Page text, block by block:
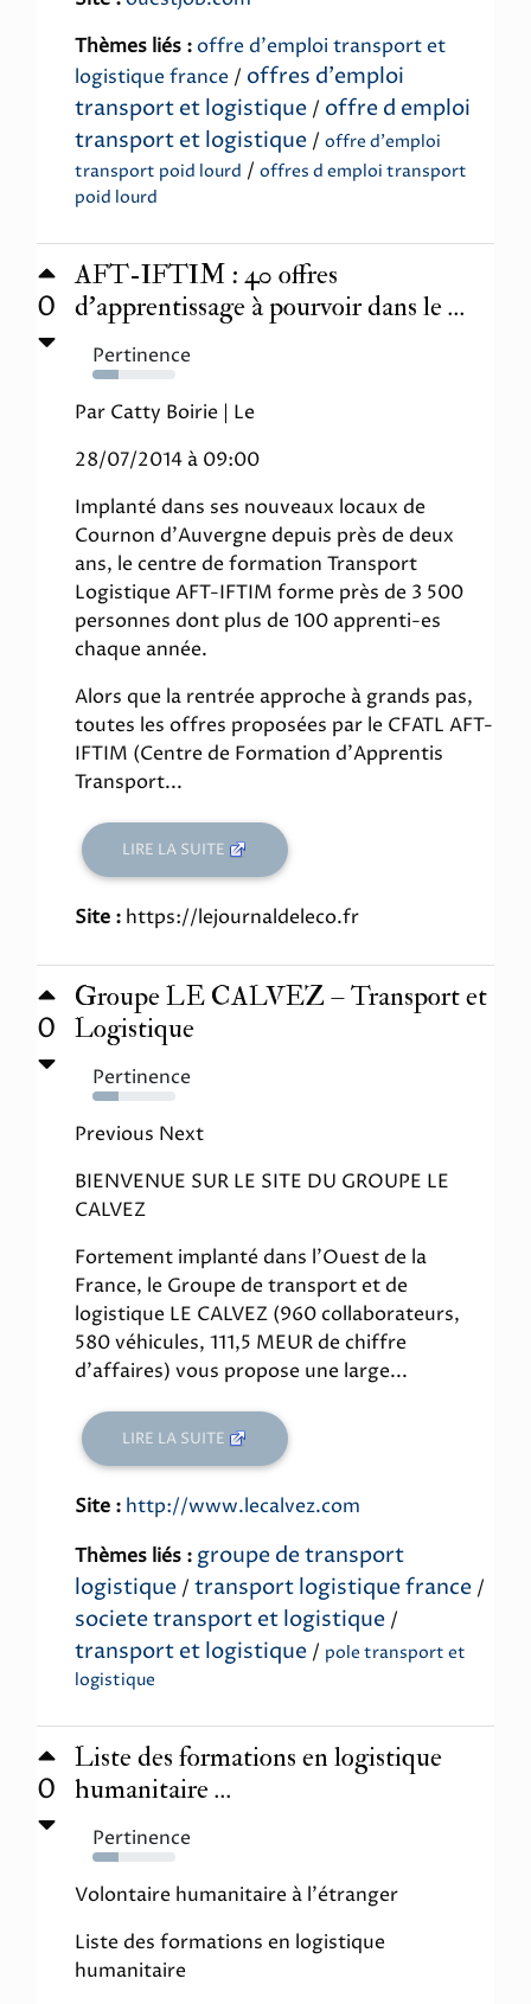
Thèmes liés :offre d'emploi transport et
logistique france / offres d'emploi
transport et logistique / offre d emploi
transport et logistique / offre d'emploi
transport poid lourd / offres d emploi transport
poid lourd
0
AFT-IFTIM : 40 offres
d’apprentissage à pourvoir dans le ...
Pertinence
31%
Par Catty Boirie | Le
28/07/2014 à 09:00
Implanté dans ses nouveaux locaux de
Cournon d'Auvergne depuis près de deux
ans, le centre de formation Transport
Logistique AFT-IFTIM forme près de 3 500
personnes dont plus de 100 apprenti-es
chaque année.
Alors que la rentrée approche à grands pas,
toutes les offres proposées par le CFATL AFT-
IFTIM (Centre de Formation d'Apprentis
Transport...
LIRE LA SUITE
Site : https://lejournaldeleco.fr
0
Groupe LE CALVEZ – Transport et
Logistique
Pertinence
31%
Previous Next
BIENVENUE SUR LE SITE DU GROUPE LE
CALVEZ
Fortement implanté dans l'Ouest de la
France, le Groupe de transport et de
logistique LE CALVEZ (960 collaborateurs,
580 véhicules, 111,5 MEUR de chiffre
d'affaires) vous propose une large...
LIRE LA SUITE
Site : http://www.lecalvez.com
Thèmes liés : groupe de transport
logistique / transport logistique france /
societe transport et logistique /
transport et logistique / pole transport et
logistique
0
Liste des formations en logistique
humanitaire ...
Pertinence
31%
Volontaire humanitaire à l'étranger
Liste des formations en logistique
humanitaire